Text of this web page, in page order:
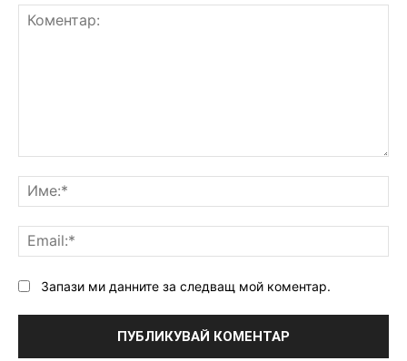
Запази ми данните за следващ мой коментар.